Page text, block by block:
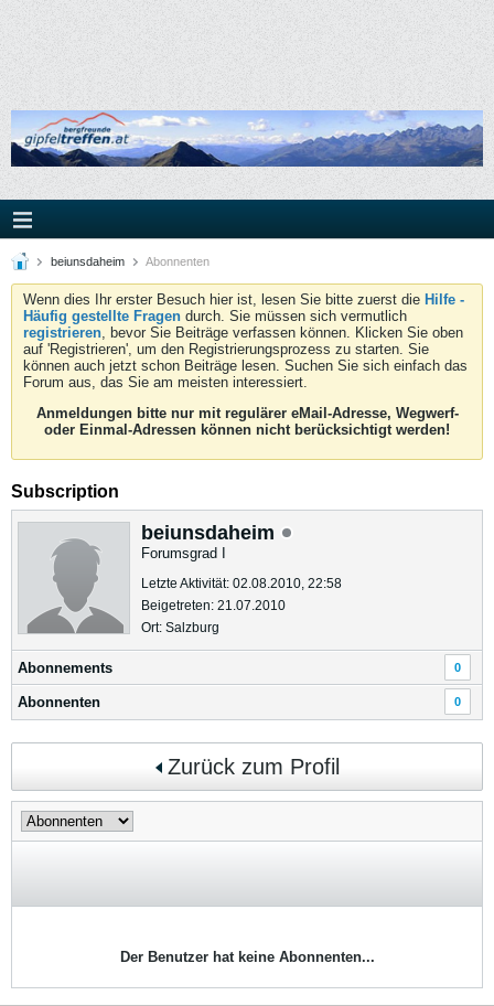
beiunsdaheim Abonnenten
Wenn dies Ihr erster Besuch hier ist, lesen Sie bitte zuerst die Hilfe -
Häufig gestellte Fragen durch. Sie müssen sich vermutlich
registrieren, bevor Sie Beiträge verfassen können. Klicken Sie oben
auf 'Registrieren', um den Registrierungsprozess zu starten. Sie
können auch jetzt schon Beiträge lesen. Suchen Sie sich einfach das
Forum aus, das Sie am meisten interessiert.
Anmeldungen bitte nur mit regulärer eMail-Adresse, Wegwerf-
oder Einmal-Adressen können nicht berücksichtigt werden!
Subscription
beiunsdaheim
Forumsgrad I
Letzte Aktivität: 02.08.2010, 22:58
Beigetreten: 21.07.2010
Ort: Salzburg
Abonnements 0
Abonnenten 0
Zurück zum Profil
Der Benutzer hat keine Abonnenten...